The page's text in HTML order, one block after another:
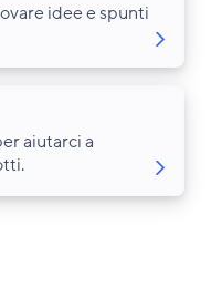
idee e spunti
aiutarci a